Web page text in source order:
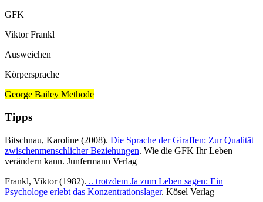
GFK
Viktor Frankl
Ausweichen
Körpersprache
George Bailey Methode
Tipps
Bitschnau, Karoline (2008). Die Sprache der Giraffen: Zur Qualität
zwischenmenschlicher Beziehungen. Wie die GFK Ihr Leben
verändern kann. Junfermann Verlag
Frankl, Viktor (1982). .. trotzdem Ja zum Leben sagen: Ein
Psychologe erlebt das Konzentrationslager. Kösel Verlag